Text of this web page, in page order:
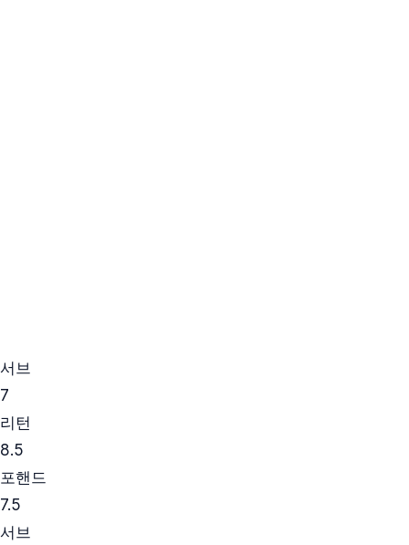
서브
7
리턴
8.5
포핸드
7.5
서브